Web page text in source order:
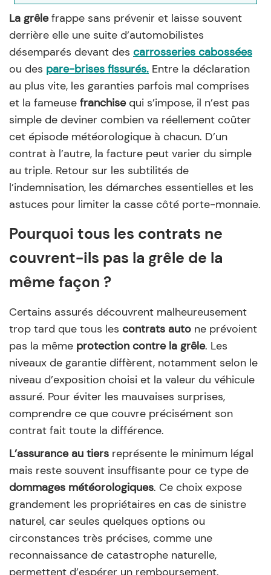
La grêlefrappe sans prévenir et laisse souvent
derrière elle une suite d’automobilistes
désemparés devant des carrosseries cabossées
ou des pare-brises fissurés. Entre la déclaration
au plus vite, les garanties parfois mal comprises
et la fameuse franchisequi s’impose, il n’est pas
simple de deviner combien va réellement coûter
cet épisode météorologique à chacun. D’un
contrat à l’autre, la facture peut varier du simple
au triple. Retour sur les subtilités de
l’indemnisation, les démarches essentielles et les
astuces pour limiter la casse côté porte-monnaie.
Pourquoi tous les contrats ne
couvrent-ils pas la grêle de la
même façon ?
Certains assurés découvrent malheureusement
trop tard que tous les contrats auto ne prévoient
pas la même protection contre la grêle. Les
niveaux de garantie diffèrent, notamment selon le
niveau d’exposition choisi et la valeur du véhicule
assuré. Pour éviter les mauvaises surprises,
comprendre ce que couvre précisément son
contrat fait toute la différence.
L’assurance au tiers représente le minimum légal
mais reste souvent insuffisante pour ce type de
dommages météorologiques. Ce choix expose
grandement les propriétaires en cas de sinistre
naturel, car seules quelques options ou
circonstances très précises, comme une
reconnaissance de catastrophe naturelle,
permettent d’espérer un remboursement.